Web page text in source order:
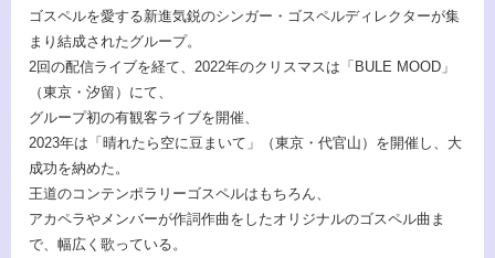
ゴスペルを愛する新進気鋭のシンガー・ゴスペルディレクターが集
まり結成されたグループ。
2回の配信ライブを経て、2022年のクリスマスは「BULE MOOD」
（東京・汐留）にて、
グループ初の有観客ライブを開催、
2023年は「晴れたら空に豆まいて」（東京・代官山）を開催し、大
成功を納めた。
王道のコンテンポラリーゴスペルはもちろん、
アカペラやメンバーが作詞作曲をしたオリジナルのゴスペル曲ま
で、幅広く歌っている。